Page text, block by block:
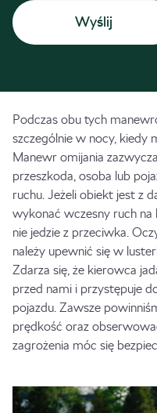
Podczas obu tych
szczególnie w nocy, kiedy
Manewr omijania
przeszkoda, osoba lub
ruchu. Jeżeli obiekt jest z
wykonać wczesny ruch na
nie jedzie z przeciwka.
należy upewnić się w
Zdarza się, że kierowca
przed nami i przystępuje
pojazdu. Zawsze
prędkość oraz
zagrożenia móc się